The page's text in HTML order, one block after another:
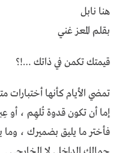
هنا نابل
بقلم المعز غني
قيمتك تكمن في ذاتك …!؟
تمضي الأيام كأنها أختبارات
إما أن تكون قدوة تُلهِم ، أو
فأختر ما يليق بضميرك ،